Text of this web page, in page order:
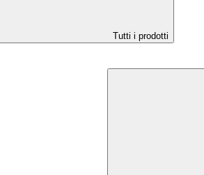
Tutti i prodotti